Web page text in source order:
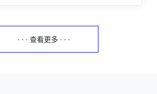
· · · 查看更多 · · ·